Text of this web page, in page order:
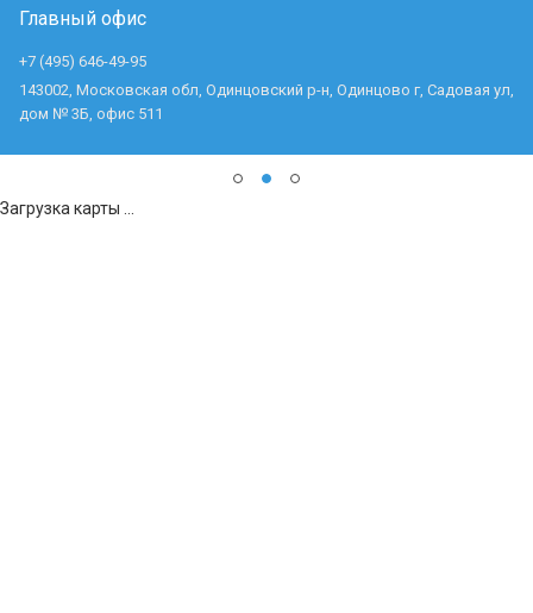
Главный офис
+7 (495) 646-49-95
143002, Московская обл, Одинцовский р-н, Одинцово г, Садовая ул,
дом № 3Б, офис 511
Загрузка карты ...